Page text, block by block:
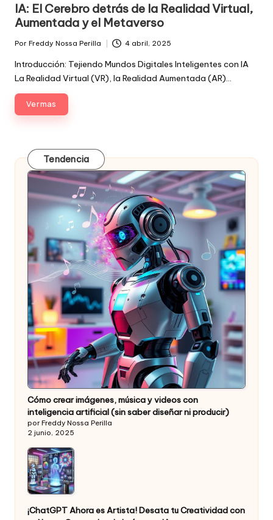
IA: El Cerebro detrás de la Realidad Virtual,
Aumentada y el Metaverso
Publicado
por
Por Freddy Nossa Perilla 4 abril, 2025
Introducción: Tejiendo Mundos Digitales Inteligentes con IA
La Realidad Virtual (VR), la Realidad Aumentada (AR)…
Ver mas
Tendencia
Cómo crear imágenes, música y videos con
inteligencia artificial (sin saber diseñar ni producir)
por Freddy Nossa Perilla
2 junio, 2025
¡ChatGPT Ahora es Artista! Desata tu Creatividad con